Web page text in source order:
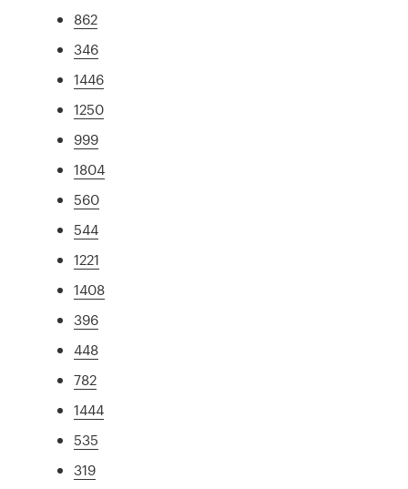
862
346
1446
1250
999
1804
560
544
1221
1408
396
448
782
1444
535
319